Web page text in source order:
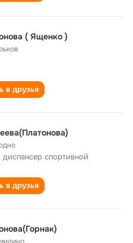
( Ященко )
в друзья
диспансер спортивной
в друзья